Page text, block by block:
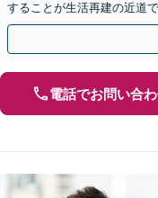
することが生活再建の近道
談を。
電話でお問い合